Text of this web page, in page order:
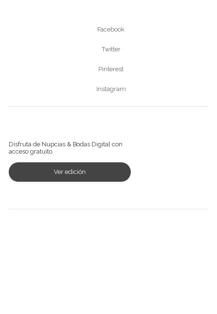
Facebook
Twitter
Pinterest
Instagram
Disfruta de Nupcias & Bodas Digital con
acceso gratuito
Ver edición